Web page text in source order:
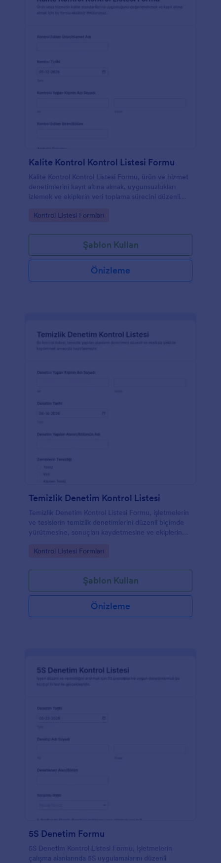
Kalite Kontrol Kontrol Listesi Formu
Kalite Kontrol Kontrol Listesi Formu, ürün ve hizmet
denetimlerini kayıt altına almak, uygunsuzlukları
izlemek ve ekiplerin veri toplama sürecini düzenli
hazırlanmıştır.
Go to Category:
Kontrol Listesi Formları
Şablon Kullan
Önizleme
Temizlik Denetim Kontrol Listesi
Temizlik Denetim Kontrol Listesi Formu, işletmelerin
ve tesislerin temizlik denetimlerini düzenli biçimde
yürütmesine, sonuçları kaydetmesine ve ekiplerin
Go to Category:
Kontrol Listesi Formları
Şablon Kullan
Önizleme
5S Denetim Formu
5S Denetim Kontrol Listesi Formu, işletmelerin
çalışma alanlarında 5S uygulamalarını düzenli